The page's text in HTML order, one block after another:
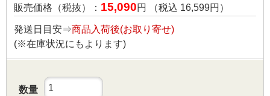
販売価格（税抜）： 15,090円 （税込 16,599円）
発送日目安⇒商品入荷後(お取り寄せ)
(※在庫状況にもよります)
数量